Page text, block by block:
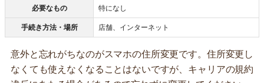
必要なもの 特になし
手続き方法・場所 店舗、インターネット
意外と忘れがちなのがスマホの住所変更です。住所変更し
なくても使えなくなることはないですが、キャリアの規約